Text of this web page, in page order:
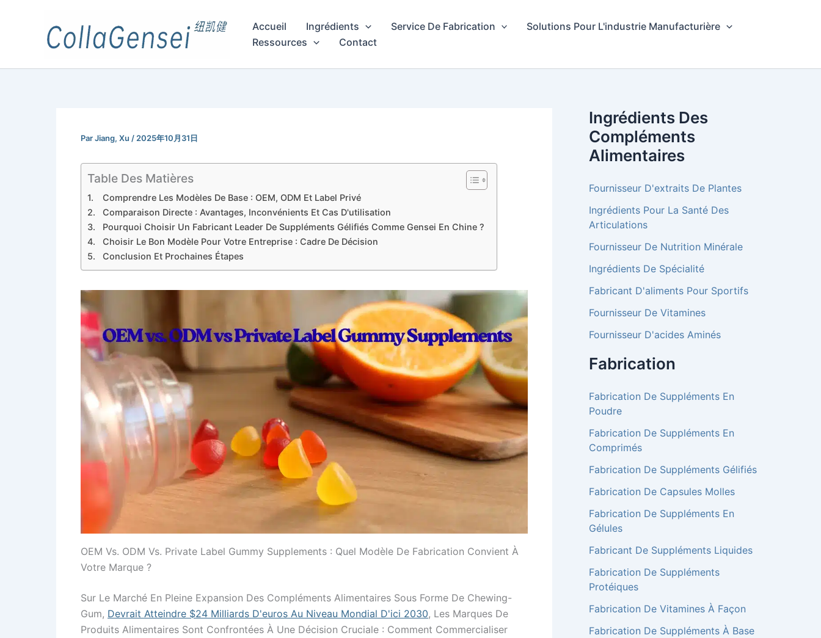
Accueil Ingrédients Service De Fabrication
Solutions Pour L'industrie Manufacturière
Ressources
Contact
ParJiang, Xu / 2025年10月31日
Table Des Matières
Comprendre Les Modèles De Base : OEM, ODM Et Label Privé
Comparaison Directe : Avantages, Inconvénients Et Cas D'utilisation
Pourquoi Choisir Un Fabricant Leader De Suppléments Gélifiés Comme Gensei En Chine ?
Choisir Le Bon Modèle Pour Votre Entreprise : Cadre De Décision
Conclusion Et Prochaines Étapes
OEM Vs. ODM Vs. Private Label Gummy Supplements : Quel Modèle De Fabrication Convient À
Votre Marque ?
Sur Le Marché En Pleine Expansion Des Compléments Alimentaires Sous Forme De Chewing-
Gum, Devrait Atteindre $24 Milliards D'euros Au Niveau Mondial D'ici 2030, Les Marques De
Produits Alimentaires Sont Confrontées À Une Décision Cruciale : Comment Commercialiser
Ingrédients Des
Compléments
Alimentaires
Fournisseur D'extraits De Plantes
Ingrédients Pour La Santé Des
Articulations
Fournisseur De Nutrition Minérale
Ingrédients De Spécialité
Fabricant D'aliments Pour Sportifs
Fournisseur De Vitamines
Fournisseur D'acides Aminés
Fabrication
Fabrication De Suppléments En
Poudre
Fabrication De Suppléments En
Comprimés
Fabrication De Suppléments Gélifiés
Fabrication De Capsules Molles
Fabrication De Suppléments En
Gélules
Fabricant De Suppléments Liquides
Fabrication De Suppléments
Protéiques
Fabrication De Vitamines À Façon
Fabrication De Suppléments À Base